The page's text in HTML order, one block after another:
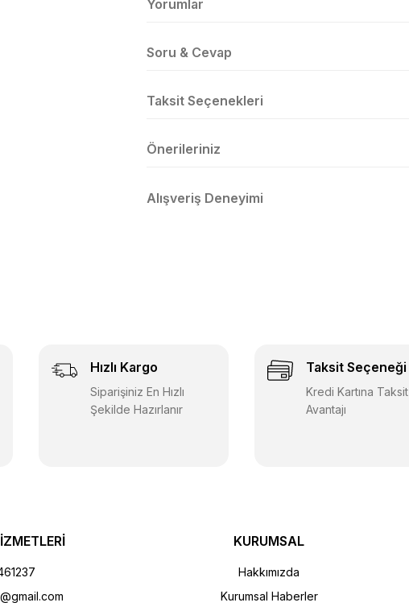
Yorumlar
Soru & Cevap
Taksit Seçenekleri
Önerileriniz
Alışveriş Deneyimi
Hızlı Kargo
Siparişiniz En Hızlı
Şekilde Hazırlanır
Taksit Seçeneği
Kredi Kartına Taksit
Avantajı
KURUMSAL
Hakkımızda
Kurumsal Haberler